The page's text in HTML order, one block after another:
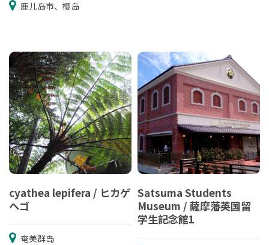
鹿儿岛市、樱岛
cyathea lepifera / ヒカゲ
ヘゴ
奄美群岛
Satsuma Students
Museum / 薩摩藩英国留
学生記念館1